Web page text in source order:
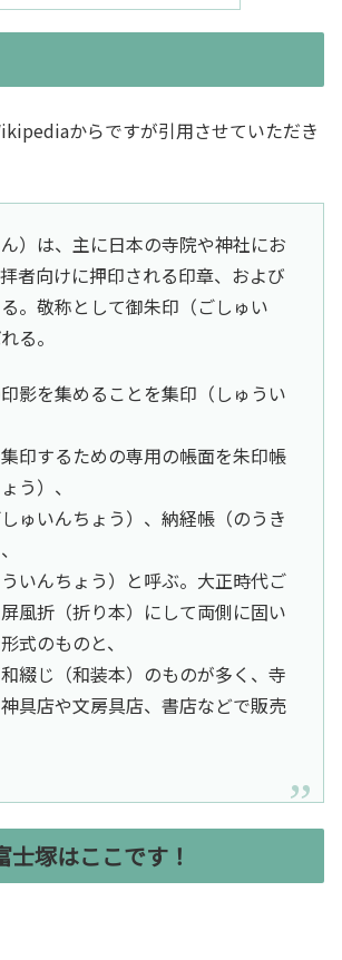
からですが引用させていただき
）は、主に日本の寺院や神社にお
者向けに押印される印章、および
。敬称として御朱印（ごしゅい
る。
影を集めることを集印（しゅうい
印するための専用の帳面を朱印帳
う）、
ゅいんちょう）、納経帳（のうき
いんちょう）と呼ぶ。大正時代ご
風折（折り本）にして両側に固い
式のものと、
綴じ（和装本）のものが多く、寺
具店や文房具店、書店などで販売
士塚はここです！